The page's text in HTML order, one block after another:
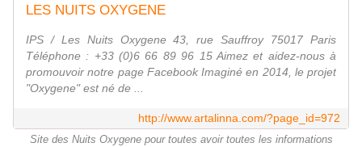
LES NUITS OXYGENE
IPS / Les Nuits Oxygene 43, rue Sauffroy 75017 Paris
Téléphone : +33 (0)6 66 89 96 15 Aimez et aidez-nous à
promouvoir notre page Facebook Imaginé en 2014, le projet
"Oxygene" est né de ...
http://www.artalinna.com/?page_id=972
Site des Nuits Oxygene pour toutes avoir toutes les informations